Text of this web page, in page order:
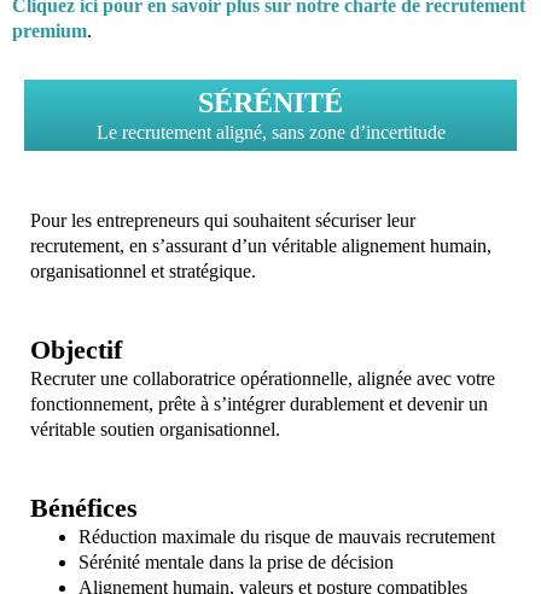
Cliquez ici pour en savoir plus sur notre charte de recrutement
premium.
SÉRÉNITÉ
Le recrutement aligné, sans zone d’incertitude
Pour les entrepreneurs qui souhaitent sécuriser leur
recrutement, en s’assurant d’un véritable alignement humain,
organisationnel et stratégique.
Objectif
Recruter une collaboratrice opérationnelle, alignée avec votre
fonctionnement, prête à s’intégrer durablement et devenir un
véritable soutien organisationnel.
Bénéfices
Réduction maximale du risque de mauvais recrutement
Sérénité mentale dans la prise de décision
Alignement humain, valeurs et posture compatibles